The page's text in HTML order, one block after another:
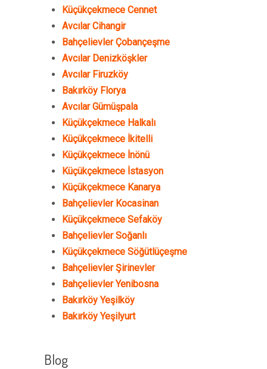
Küçükçekmece Cennet
Avcılar Cihangir
Bahçelievler Çobançeşme
Avcılar Denizköşkler
Avcılar Firuzköy
Bakırköy Florya
Avcılar Gümüşpala
Küçükçekmece Halkalı
Küçükçekmece İkitelli
Küçükçekmece İnönü
Küçükçekmece İstasyon
Küçükçekmece Kanarya
Bahçelievler Kocasinan
Küçükçekmece Sefaköy
Bahçelievler Soğanlı
Küçükçekmece Söğütlüçeşme
Bahçelievler Şirinevler
Bahçelievler Yenibosna
Bakırköy Yeşilköy
Bakırköy Yeşilyurt
Blog